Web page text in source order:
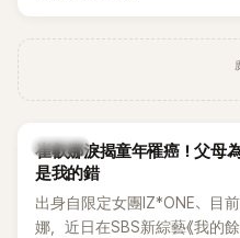
K-POP
崔叡娜淚揭童年罹癌！父母
是我的錯
出身自限定女團IZ*ONE、目
娜，近日在SBS新綜藝《我的